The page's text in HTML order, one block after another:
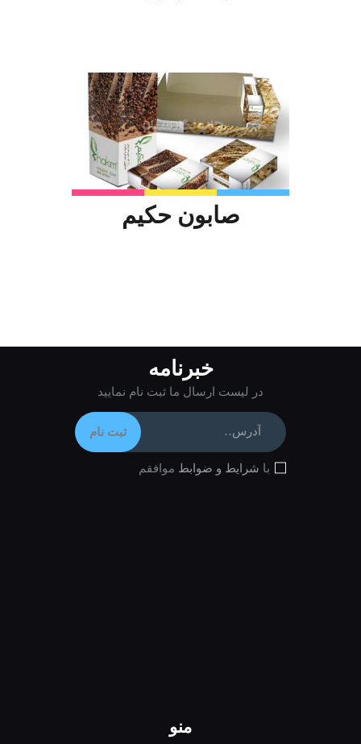
صابون حکیم
خبرنامه
در لیست ارسال ما ثبت نام نمایید
با شرایط و ضوابط موافقم
منو